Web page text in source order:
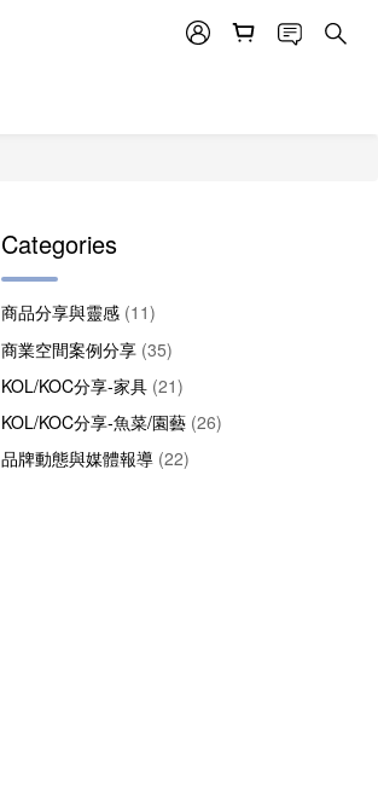
Categories
商品分享與靈感 (11)
商業空間案例分享 (35)
KOL/KOC分享-家具 (21)
KOL/KOC分享-魚菜/園藝 (26)
品牌動態與媒體報導 (22)